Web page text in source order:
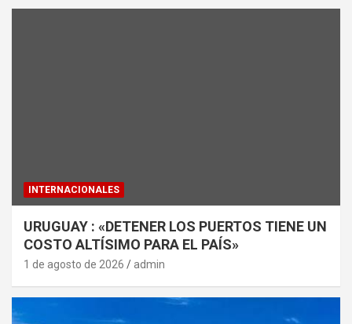
INTERNACIONALES
URUGUAY : «DETENER LOS PUERTOS TIENE UN
COSTO ALTÍSIMO PARA EL PAÍS»
1 de agosto de 2026 admin